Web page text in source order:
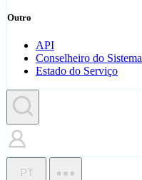
Outro
API
Conselheiro do Sistema
Estado do Serviço
PT